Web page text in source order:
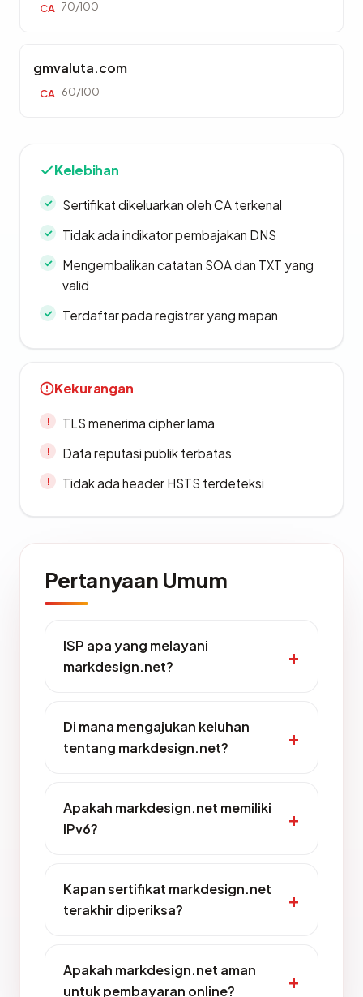
CA 70/100
gmvaluta.com
CA 60/100
Kelebihan
Sertifikat dikeluarkan oleh CA terkenal
Tidak ada indikator pembajakan DNS
Mengembalikan catatan SOA dan TXT yang
valid
Terdaftar pada registrar yang mapan
Kekurangan
TLS menerima cipher lama
Data reputasi publik terbatas
Tidak ada header HSTS terdeteksi
Pertanyaan Umum
ISP apa yang melayani
markdesign.net?
Di mana mengajukan keluhan
tentang markdesign.net?
Apakah markdesign.net memiliki
IPv6?
Kapan sertifikat markdesign.net
terakhir diperiksa?
Apakah markdesign.net aman
untuk pembayaran online?